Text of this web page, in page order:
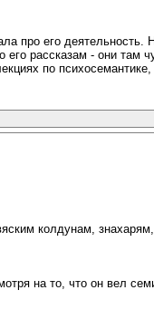
его деятельность.
рассказам - они
по
колдунам,
на то, что он вел